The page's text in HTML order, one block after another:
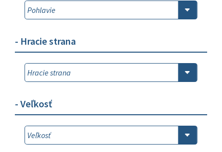
- Hracie strana
- Veľkosť